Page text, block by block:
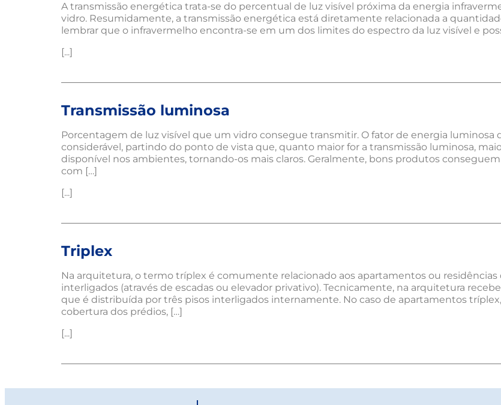
A transmissão energética trata-se do percentual de luz visível próxima da energia
vidro. Resumidamente, a transmissão energética está diretamente relacionada a
lembrar que o infravermelho encontra-se em um dos limites do espectro da luz visível e
[...]
Transmissão luminosa
Porcentagem de luz visível que um vidro consegue transmitir. O fator de energia
considerável, partindo do ponto de vista que, quanto maior for a transmissão luminosa,
disponível nos ambientes, tornando-os mais claros. Geralmente, bons produtos
com […]
[...]
Triplex
Na arquitetura, o termo tríplex é comumente relacionado aos apartamentos ou
interligados (através de escadas ou elevador privativo). Tecnicamente, na arquitetura
que é distribuída por três pisos interligados internamente. No caso de apartamentos
cobertura dos prédios, […]
[...]